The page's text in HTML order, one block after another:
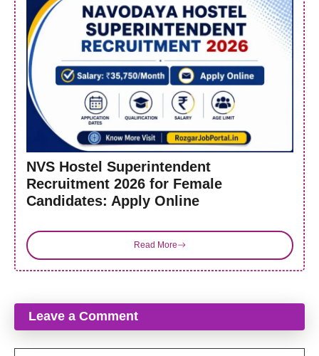
NVS Hostel Superintendent
Recruitment 2026 for Female
Candidates: Apply Online
Read More
Leave a Comment